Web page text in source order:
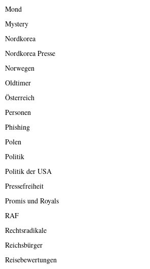
Mond
Mystery
Nordkorea
Nordkorea Presse
Norwegen
Oldtimer
Österreich
Personen
Phishing
Polen
Politik
Politik der USA
Pressefreiheit
Promis und Royals
RAF
Rechtsradikale
Reichsbürger
Reisebewertungen